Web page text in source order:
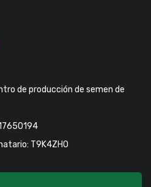
de producción de semen de
T9K4ZHO